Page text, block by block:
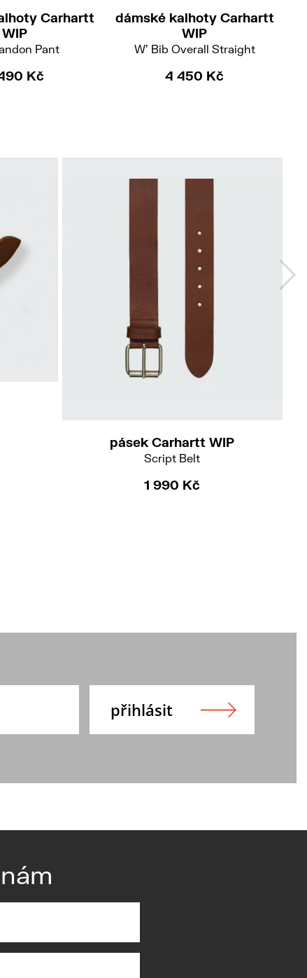
Carhartt
WIP
Pant
Kč
dámské kalhoty Carhartt
WIP
W' Bib Overall Straight
4 450 Kč
pásek Carhartt WIP
Script Belt
1 990 Kč